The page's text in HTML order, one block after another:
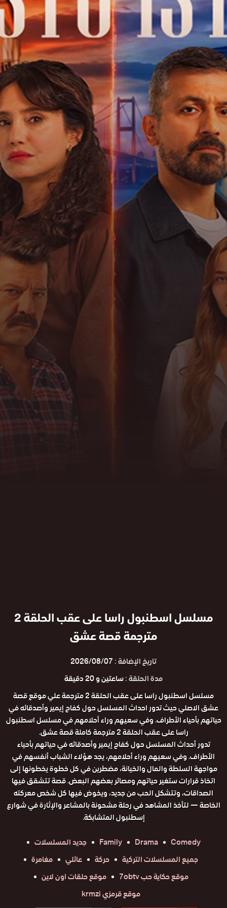
مسلسل اسطنبول راسا على عقب الحلقة 2
مترجمة قصة عشق
تاريخ الإضافة :2026/08/07
مدة الحلقة :ساعتين و 20 دقيقة
مسلسل اسطنبول راسا على عقب الحلقة 2 مترجمة علي موقع قصة
عشق الاصلي حيث تدور احداث المسلسل حول كفاح إيمير وأصدقائه في
حياتهم بأحياء الأطراف. وفي سعيهم وراء أحلامهم في مسلسل اسطنبول
راسا على عقب الحلقة 2 مترجمة كاملة قصة عشق.
تدور أحداث المسلسل حول كفاح إيمير وأصدقائه في حياتهم بأحياء
الأطراف. وفي سعيهم وراء أحلامهم، يجد هؤلاء الشباب أنفسهم في
مواجهة السلطة والمال والخيانة، مضطرين في كل خطوة يخطونها إلى
اتخاذ قرارات ستغير حياتهم ومصائر بعضهم البعض. قصة تتشقق فيها
الصداقات، وتتشكل الحب من جديد، ويخوض فيها كل شخص معركته
الخاصة — لتأخذ المشاهد في رحلة مشحونة بالمشاعر والإثارة في شوارع
إسطنبول المتشابكة.
Comedy
Drama
Family
جديد المسلسلات
جميع المسلسلات التركية
حركة عائلي
مغامرة
موقع حكاية حب 7obtv
موقع حلقات اون لاين
موقع قرمزي krmzi